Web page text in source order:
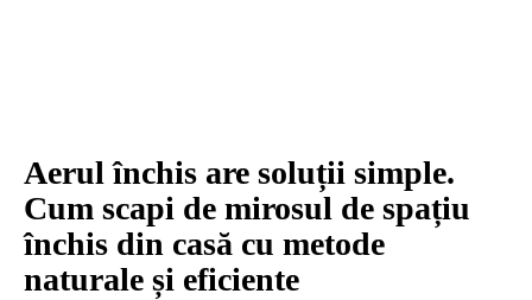
Aerul închis are soluții simple.
Cum scapi de mirosul de spațiu
închis din casă cu metode
naturale și eficiente